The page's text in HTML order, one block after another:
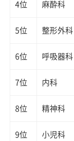
4位 麻酔科
5位 整形外科
6位 呼吸器
7位 内科
8位 精神科
9位 小児科